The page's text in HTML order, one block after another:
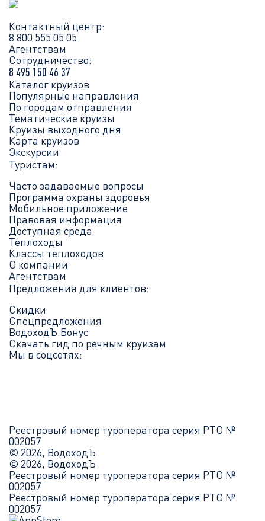
Контактный центр:
8 800 555 05 05
Агентствам
Сотрудничество:
8 495 150 46 37
Каталог круизов
Популярные направления
По городам отправления
Тематические круизы
Круизы выходного дня
Карта круизов
Экскурсии
Туристам:
Часто задаваемые вопросы
Программа охраны здоровья
Мобильное приложение
Правовая информация
Доступная среда
Теплоходы
Классы теплоходов
О компании
Агентствам
Предложения для клиентов:
Скидки
Спецпредложения
ВодоходЪ.Бонус
Скачать гид по речным круизам
Мы в соцсетях:
Реестровый номер туроператора серия РТО №
002057
© 2026, ВодоходЪ
© 2026, ВодоходЪ
Реестровый номер туроператора серия РТО №
002057
Реестровый номер туроператора серия РТО №
002057